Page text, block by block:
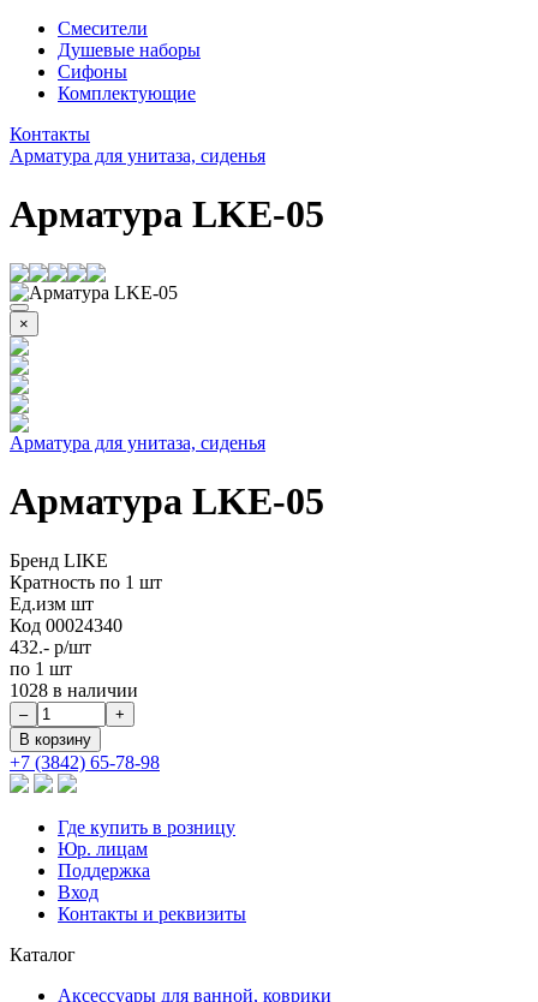
Смесители
Душевые наборы
Сифоны
Комплектующие
Контакты
Арматура для унитаза, сиденья
Арматура LKE-05
×
Арматура для унитаза, сиденья
Арматура LKE-05
Бренд LIKE
Кратность по 1 шт
Ед.изм шт
Код 00024340
432.- р/шт
по 1 шт
1028 в наличии
+7 (3842) 65-78-98
Где купить в розницу
Юр. лицам
Поддержка
Вход
Контакты и реквизиты
Каталог
Аксессуары для ванной, коврики